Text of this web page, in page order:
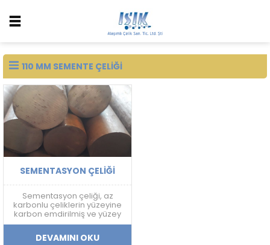
110 MM SEMENTE ÇELIĞI
SEMENTASYON ÇELIĞI
Sementasyon çeliği, az
karbonlu çeliklerin yüzeyine
karbon emdirilmiş ve yüzey
sertliği arttırılmış bir çelik
türüdür.
DEVAMINI OKU